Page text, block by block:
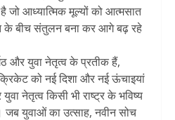
जो आध्यात्मिक मूल्यों को आत्मसात
बीच संतुलन बना कर आगे बढ़ रहे
और युवा नेतृत्व के प्रतीक हैं,
क्रिकेट को नई दिशा और नई ऊंचाइयां
नेतृत्व किसी भी राष्ट्र के भविष्य
युवाओं का उत्साह, नवीन सोच